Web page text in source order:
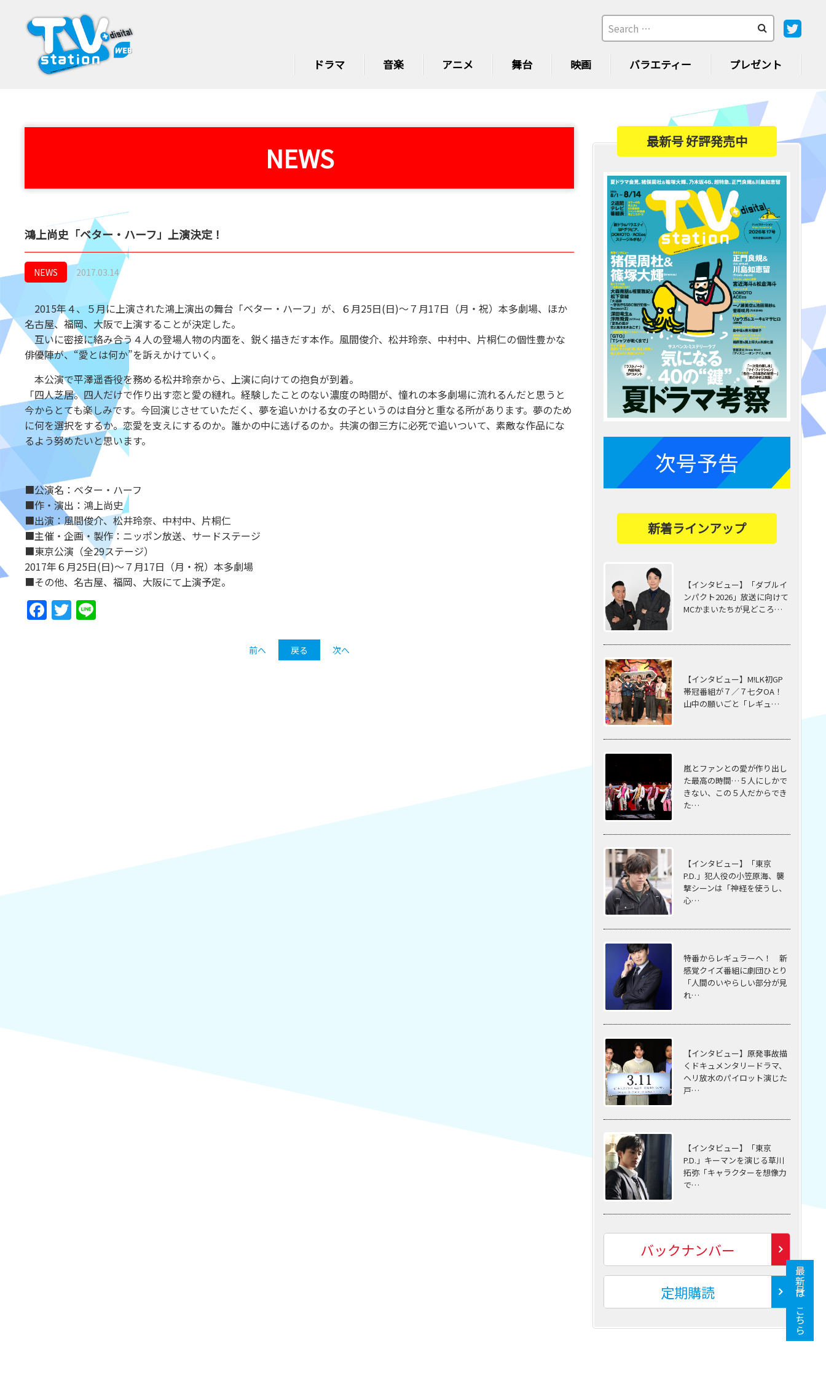
ドラマ 音楽 アニメ 舞台 映画 バラエティー プレゼント
NEWS
鴻上尚史「ベター・ハーフ」上演決定！
NEWS 2017.03.14
2015年４、５月に上演された鴻上演出の舞台「ベター・ハーフ」が、６月25日(日)～７月17日（月・祝）本多劇場、ほか
名古屋、福岡、大阪で上演することが決定した。
互いに密接に絡み合う４人の登場人物の内面を、鋭く描きだす本作。風間俊介、松井玲奈、中村中、片桐仁の個性豊かな
俳優陣が、“愛とは何か”を訴えかけていく。
本公演で平澤遥香役を務める松井玲奈から、上演に向けての抱負が到着。
「四人芝居。四人だけで作り出す恋と愛の縺れ。経験したことのない濃度の時間が、憧れの本多劇場に流れるんだと思うと
今からとても楽しみです。今回演じさせていただく、夢を追いかける女の子というのは自分と重なる所があります。夢のため
に何を選択をするか。恋愛を支えにするのか。誰かの中に逃げるのか。共演の御三方に必死で追いついて、素敵な作品にな
るよう努めたいと思います。
■公演名：ベター・ハーフ
■作・演出：鴻上尚史
■出演：風間俊介、松井玲奈、中村中、片桐仁
■主催・企画・製作：ニッポン放送、サードステージ
■東京公演（全29ステージ）
2017年６月25日(日)～７月17日（月・祝）本多劇場
■その他、名古屋、福岡、大阪にて上演予定。
Facebook
Twitter
前へ 戻る 次へ
最新号 好評発売中
次号予告
新着ラインアップ
【インタビュー】「ダブルイ
ンパクト2026」放送に向けて
MCかまいたちが見どころ…
【インタビュー】M!LK初GP
帯冠番組が７／７七夕OA！
山中の願いごと「レギュ…
嵐とファンとの愛が作り出し
た最高の時間…５⼈にしかで
きない、この５⼈だからでき
た…
【インタビュー】「東京
P.D.」犯人役の小笠原海、襲
撃シーンは「神経を使うし、
心…
特番からレギュラーへ！ 新
感覚クイズ番組に劇団ひとり
「人間のいやらしい部分が見
れ…
【インタビュー】原発事故描
くドキュメンタリードラマ、
ヘリ放水のパイロット演じた
戸…
【インタビュー】「東京
P.D.」キーマンを演じる草川
拓弥「キャラクターを想像力
で…
バックナンバー
定期購読 最新号はこちら